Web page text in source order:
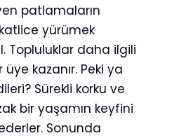
patlamaların
yürümek
Topluluklar daha ilgili
kazanır. Peki ya
Sürekli korku ve
bir yaşamın keyfini
Sonunda